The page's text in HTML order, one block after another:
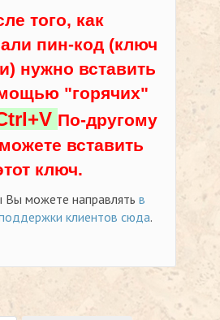
того, как
пин-код (ключ
нужно вставить
"горячих"
По-другому
вставить
ключ.
Вы можете направлять в
клиентов сюда.